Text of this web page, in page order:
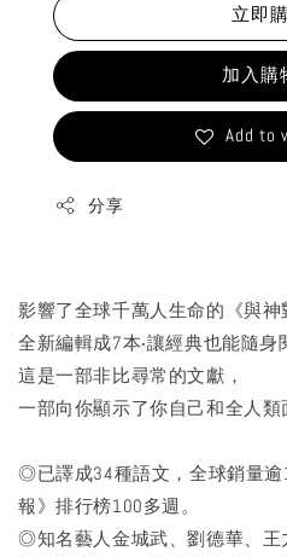
立即
加入購
Add to
分享
影響了全球千萬人生命的《與
全新編輯成7本‧讓經典也能隨身
這是一部非比尋常的文獻，
一部向你顯示了你自己和全人類
◎已譯成34種語文，全球銷量
報》排行榜100多週。
◎知名藝人金城武、劉德華、王